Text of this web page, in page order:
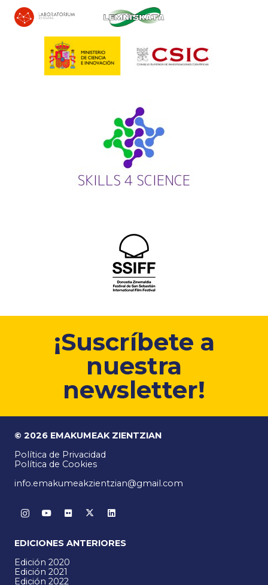
¡Suscríbete a
nuestra
newsletter!
© 2026 EMAKUMEAK ZIENTZIAN
Política de Privacidad
Política de Cookies
info.emakumeakzientzian@gmail.com
EDICIONES ANTERIORES
Edición 2020
Edición 2021
Edición 2022